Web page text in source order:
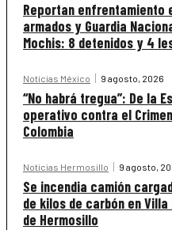
Reportan enfrentamiento
armados y Guardia
Mochis: 8 detenidos y 4
Noticias México 9 agosto, 2026
“No habrá tregua”: De la
operativo contra el
Colombia
Noticias Hermosillo 9 agosto,
Se incendia camión
de kilos de carbón en
de Hermosillo